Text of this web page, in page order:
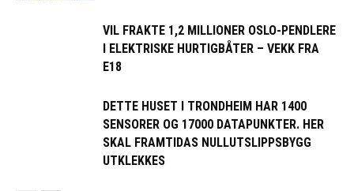
VIL FRAKTE 1,2 MILLIONER OSLO-PENDLERE
I ELEKTRISKE HURTIGBÅTER – VEKK FRA
E18
DETTE HUSET I TRONDHEIM HAR 1400
SENSORER OG 17000 DATAPUNKTER. HER
SKAL FRAMTIDAS NULLUTSLIPPSBYGG
UTKLEKKES